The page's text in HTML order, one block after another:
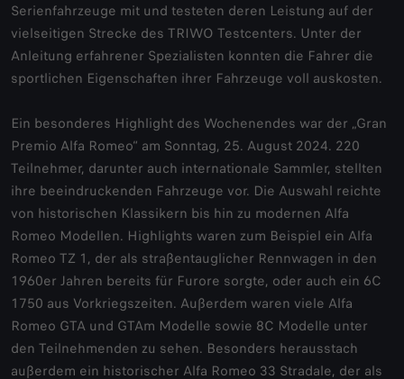
Serienfahrzeuge mit und testeten deren Leistung auf der
vielseitigen Strecke des TRIWO Testcenters. Unter der
Anleitung erfahrener Spezialisten konnten die Fahrer die
sportlichen Eigenschaften ihrer Fahrzeuge voll auskosten.
Ein besonderes Highlight des Wochenendes war der „Gran
Premio Alfa Romeo“ am Sonntag, 25. August 2024. 220
Teilnehmer, darunter auch internationale Sammler, stellten
ihre beeindruckenden Fahrzeuge vor. Die Auswahl reichte
von historischen Klassikern bis hin zu modernen Alfa
Romeo Modellen. Highlights waren zum Beispiel ein Alfa
Romeo TZ 1, der als straßentauglicher Rennwagen in den
1960er Jahren bereits für Furore sorgte, oder auch ein 6C
1750 aus Vorkriegszeiten. Außerdem waren viele Alfa
Romeo GTA und GTAm Modelle sowie 8C Modelle unter
den Teilnehmenden zu sehen. Besonders herausstach
außerdem ein historischer Alfa Romeo 33 Stradale, der als